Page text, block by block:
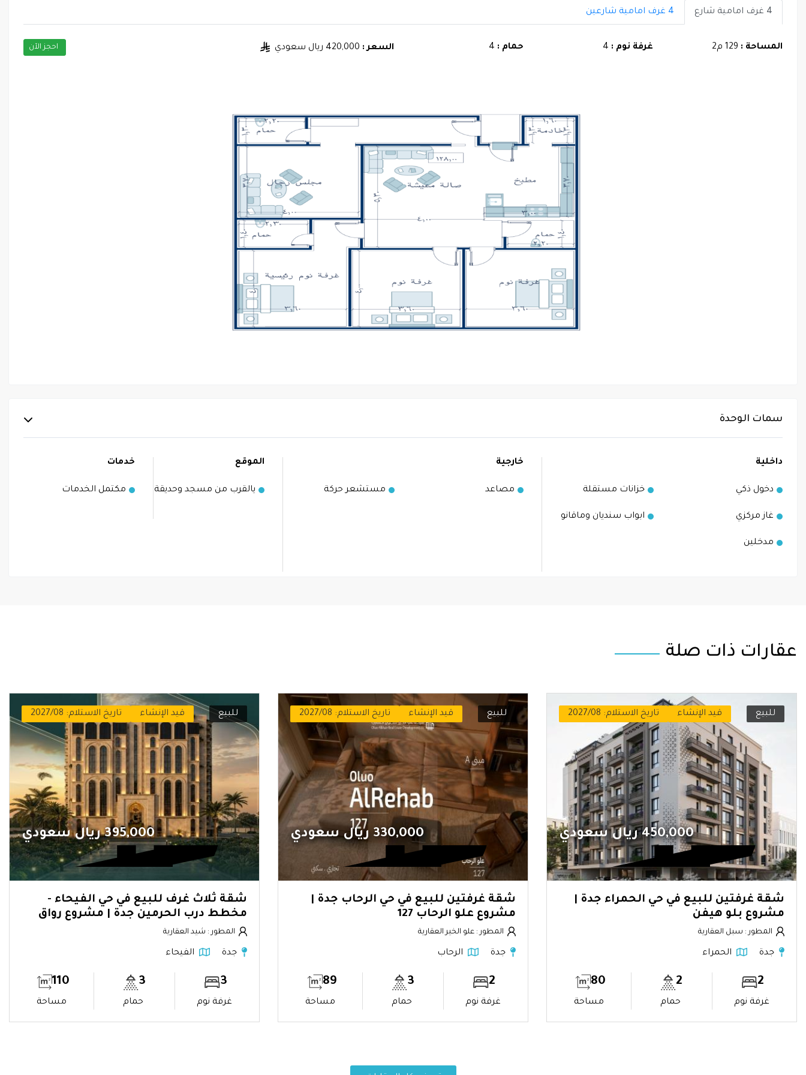
4 غرف امامية شارع 4 غرف امامية شارعين
المساحة : 129 م2 غرفة نوم : 4 حمام : 4 السعر : 420,000 ريال سعودي احجز الآن
سمات الوحدة
داخلية
دخول ذكي خزانات مستقلة
غاز مركزي ابواب سنديان وماقانو
مدخلين
خارجية
مصاعد مستشعر حركة
الموقع
يالقرب من مسجد وحديقة
خدمات
مكتمل الخدمات
عقارات ذات صلة
للبيع قيد الإنشاء تاريخ الاستلام: 2027/08
450,000 ريال سعودي
شقة غرفتين للبيع في حي الحمراء جدة |
مشروع بلو هيفن
المطور : سبل العقارية
جدة الحمراء
2
غرفة نوم
2
حمام
80
مساحة
للبيع قيد الإنشاء تاريخ الاستلام: 2027/08
330,000 ريال سعودي
شقة غرفتين للبيع في حي الرحاب جدة |
مشروع علو الرحاب 127
المطور : علو الخير العقارية
جدة الرحاب
2
غرفة نوم
3
حمام
89
مساحة
للبيع قيد الإنشاء تاريخ الاستلام: 2027/08
395,000 ريال سعودي
شقة ثلاث غرف للبيع في حي الفيحاء -
مخطط درب الحرمين جدة | مشروع رواق
المطور : شيد العقارية
جدة الفيحاء
3
غرفة نوم
3
حمام
110
مساحة